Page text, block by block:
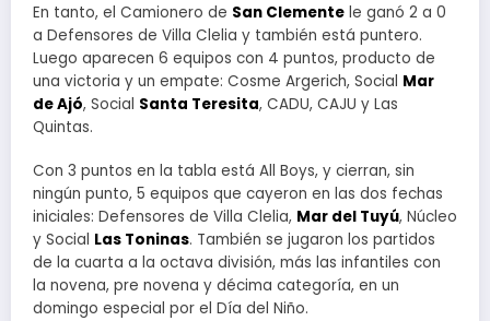
En tanto, el Camionero de San Clemente le ganó 2 a 0
a Defensores de Villa Clelia y también está puntero.
Luego aparecen 6 equipos con 4 puntos, producto de
una victoria y un empate: Cosme Argerich, Social Mar
de Ajó, Social Santa Teresita, CADU, CAJU y Las
Quintas.
Con 3 puntos en la tabla está All Boys, y cierran, sin
ningún punto, 5 equipos que cayeron en las dos fechas
iniciales: Defensores de Villa Clelia, Mar del Tuyú, Núcleo
y Social Las Toninas. También se jugaron los partidos
de la cuarta a la octava división, más las infantiles con
la novena, pre novena y décima categoría, en un
domingo especial por el Día del Niño.